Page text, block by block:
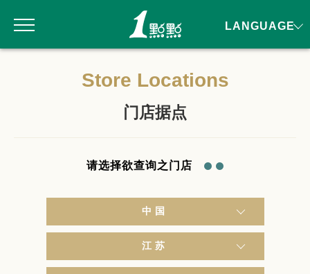
Store Locations
门店据点
请选择欲查询之门店
中国
江苏
LANGUAGE